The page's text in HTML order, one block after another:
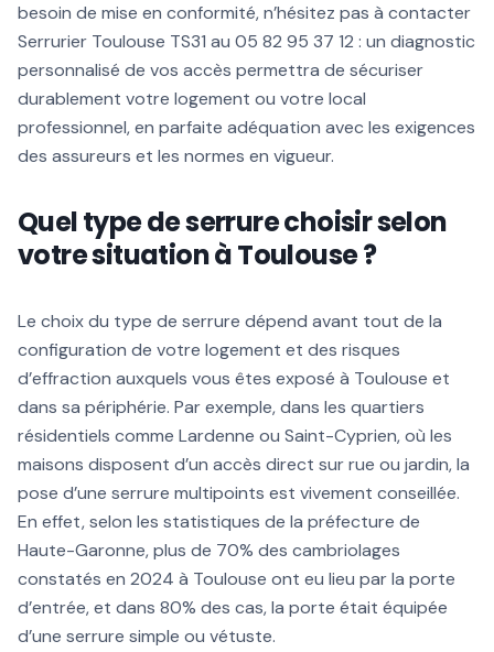
besoin de mise en conformité, n’hésitez pas à contacter
Serrurier Toulouse TS31 au 05 82 95 37 12 : un diagnostic
personnalisé de vos accès permettra de sécuriser
durablement votre logement ou votre local
professionnel, en parfaite adéquation avec les exigences
des assureurs et les normes en vigueur.
Quel type de serrure choisir selon
votre situation à Toulouse ?
Le choix du type de serrure dépend avant tout de la
configuration de votre logement et des risques
d’effraction auxquels vous êtes exposé à Toulouse et
dans sa périphérie. Par exemple, dans les quartiers
résidentiels comme Lardenne ou Saint-Cyprien, où les
maisons disposent d’un accès direct sur rue ou jardin, la
pose d’une serrure multipoints est vivement conseillée.
En effet, selon les statistiques de la préfecture de
Haute-Garonne, plus de 70% des cambriolages
constatés en 2024 à Toulouse ont eu lieu par la porte
d’entrée, et dans 80% des cas, la porte était équipée
d’une serrure simple ou vétuste.